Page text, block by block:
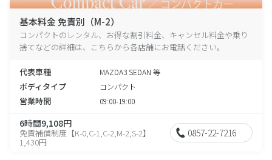
基本料金 免責別（M-2）
コンパクトのレンタル、お得な割引料金、キャンセル料金や乗り
捨てなどの詳細は、こちらから各店舗にお電話ください。
代表車種 MAZDA3 SEDAN 等
ボディタイプ コンパクト
営業時間 09:00-19:00
6時間9,108円
免責補償制度【K-0,C-1,C-2,M-2,S-2】
1,430円
0857-22-7216